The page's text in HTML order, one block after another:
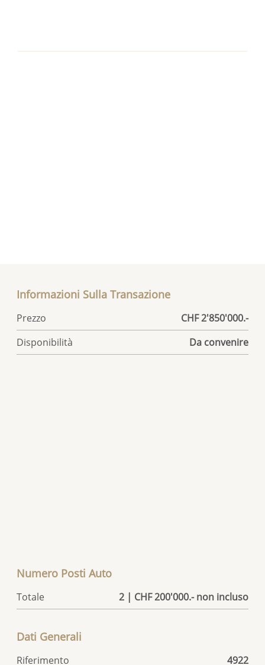
Informazioni Sulla Transazione
Prezzo
CHF 2'850'000.-
Disponibilità
Da convenire
Numero Posti Auto
Totale 2 | CHF 200'000.- non incluso
Dati Generali
Riferimento
4922